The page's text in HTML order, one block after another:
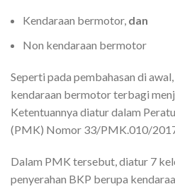
Kendaraan bermotor, dan
Non kendaraan bermotor
Seperti pada pembahasan di
kendaraan bermotor terbagi
Ketentuannya diatur dalam
(PMK) Nomor 33/PMK.010/
Dalam PMK tersebut, diatur 7
penyerahan BKP berupa